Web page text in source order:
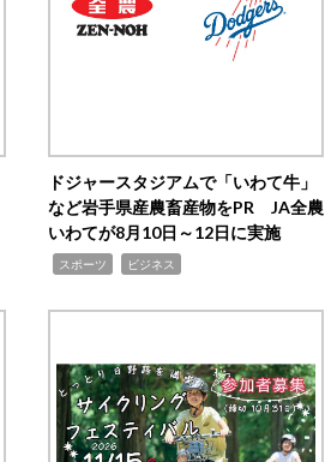
ドジャースタジアムで「いわて牛」
など岩手県産農畜産物をPR JA全農
いわてが8月10日～12日に実施
スポーツ ビジネス